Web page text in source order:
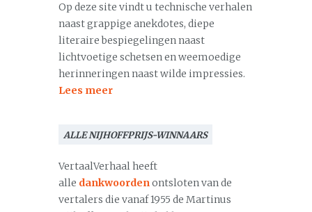
Op deze site vindt u technische verhalen
naast grappige anekdotes, diepe
literaire bespiegelingen naast
lichtvoetige schetsen en weemoedige
herinneringen naast wilde impressies.
Lees meer
ALLE NIJHOFFPRIJS-WINNAARS
VertaalVerhaal heeft
alle dankwoordenontsloten van de
vertalers die vanaf 1955 de Martinus